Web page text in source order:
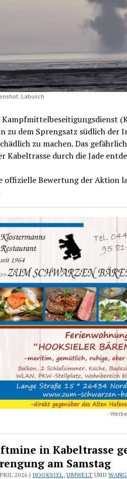
Labusch
Kampfmittelbeseitigungsdienst
zu dem Sprengsatz südlich der
zu machen. Das
Kabeltrasse durch die Jade
offizielle Bewertung der Aktion
-
in Kabeltrasse
am Samstag
2026 | HOOKSIEL,UMWELT UND